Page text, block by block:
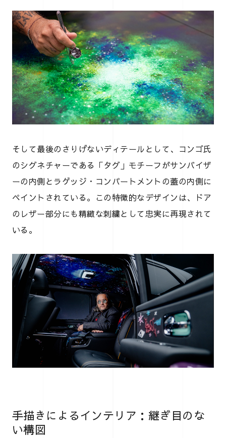
そして最後のさりげないディテールとして、コンゴ氏
のシグネチャーである「タグ」モチーフがサンバイザ
ーの内側とラゲッジ・コンパートメントの蓋の内側に
ペイントされている。この特徴的なデザインは、ドア
のレザー部分にも精緻な刺繍として忠実に再現されて
いる。
手描きによるインテリア：継ぎ目のな
い構図